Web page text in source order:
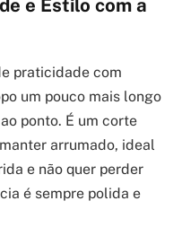
e Estilo com a
praticidade com
um pouco mais longo
ponto. É um corte
arrumado, ideal
e não quer perder
é sempre polida e